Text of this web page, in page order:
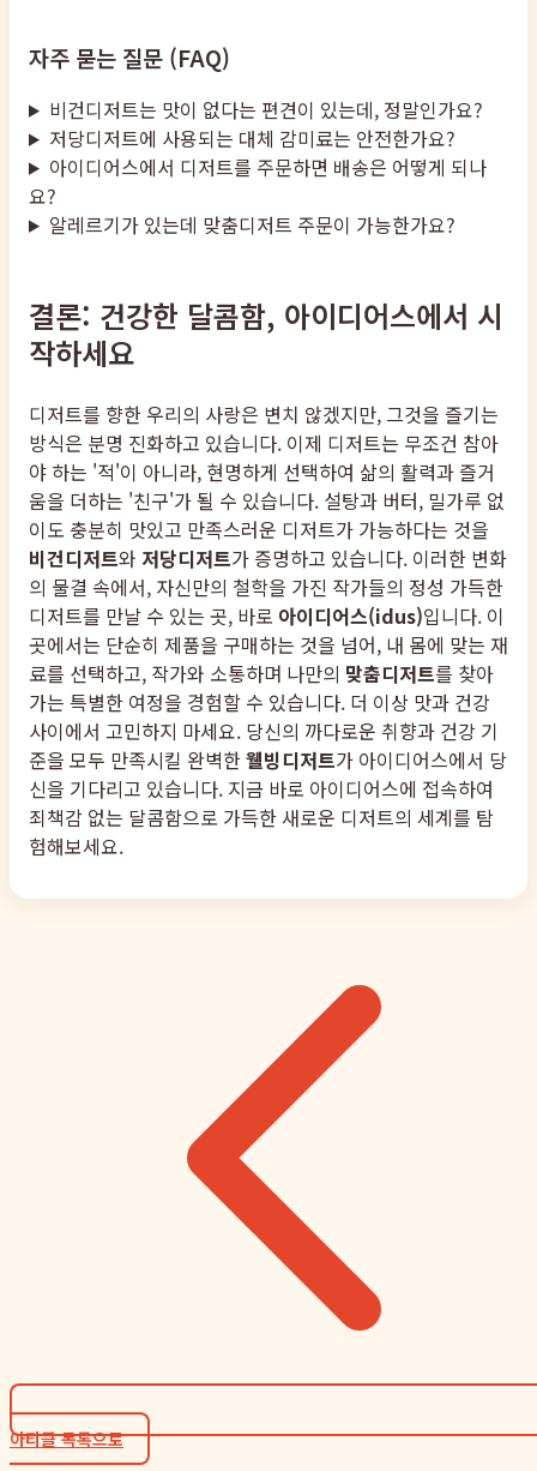
자주 묻는 질문 (FAQ)
비건디저트는 맛이 없다는 편견이 있는데, 정말인가요?
저당디저트에 사용되는 대체 감미료는 안전한가요?
아이디어스에서 디저트를 주문하면 배송은 어떻게 되나
요?
알레르기가 있는데 맞춤디저트 주문이 가능한가요?
결론: 건강한 달콤함, 아이디어스에서 시
작하세요
디저트를 향한 우리의 사랑은 변치 않겠지만, 그것을 즐기는
방식은 분명 진화하고 있습니다. 이제 디저트는 무조건 참아
야 하는 '적'이 아니라, 현명하게 선택하여 삶의 활력과 즐거
움을 더하는 '친구'가 될 수 있습니다. 설탕과 버터, 밀가루 없
이도 충분히 맛있고 만족스러운 디저트가 가능하다는 것을
비건디저트와 저당디저트가 증명하고 있습니다. 이러한 변화
의 물결 속에서, 자신만의 철학을 가진 작가들의 정성 가득한
디저트를 만날 수 있는 곳, 바로 아이디어스(idus)입니다. 이
곳에서는 단순히 제품을 구매하는 것을 넘어, 내 몸에 맞는 재
료를 선택하고, 작가와 소통하며 나만의 맞춤디저트를 찾아
가는 특별한 여정을 경험할 수 있습니다. 더 이상 맛과 건강
사이에서 고민하지 마세요. 당신의 까다로운 취향과 건강 기
준을 모두 만족시킬 완벽한웰빙디저트가 아이디어스에서 당
신을 기다리고 있습니다. 지금 바로 아이디어스에 접속하여
죄책감 없는 달콤함으로 가득한 새로운 디저트의 세계를 탐
험해보세요.
아티클 목록으로